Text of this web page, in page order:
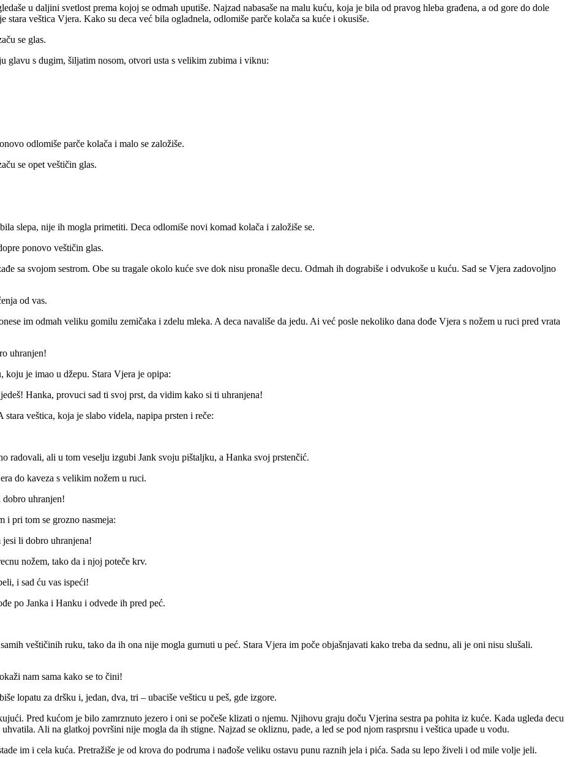
u daljini svetlost prema kojoj se odmah uputiše. Najzad nabasaše na malu kuću, koja je bila od pravog hleba građena, a od gore do dole
veštica Vjera. Kako su deca već bila ogladnela, odlomiše parče kolača sa kuće i okusiše.
se glas.
glavu s dugim, šiljatim nosom, otvori usta s velikim zubima i viknu:
odlomiše parče kolača i malo se založiše.
se opet veštičin glas.
slepa, nije ih mogla primetiti. Deca odlomiše novi komad kolača i založiše se.
ponovo veštičin glas.
sa svojom sestrom. Obe su tragale okolo kuće sve dok nisu pronašle decu. Odmah ih dograbiše i odvukoše u kuću. Sad se Vjera zadovoljno
od vas.
im odmah veliku gomilu zemičaka i zdelu mleka. A deca navališe da jedu. Ai već posle nekoliko dana dođe Vjera s nožem u ruci pred vrata
uhranjen!
je imao u džepu. Stara Vjera je opipa:
Hanka, provuci sad ti svoj prst, da vidim kako si ti uhranjena!
veštica, koja je slabo videla, napipa prsten i reče:
radovali, ali u tom veselju izgubi Jank svoju pištaljku, a Hanka svoj prstenčić.
do kaveza s velikim nožem u ruci.
uhranjen!
i pri tom se grozno nasmeja:
li dobro uhranjena!
nožem, tako da i njoj poteče krv.
i sad ću vas ispeći!
po Janka i Hanku i odvede ih pred peć.
veštičinih ruku, tako da ih ona nije mogla gurnuti u peć. Stara Vjera im poče objašnjavati kako treba da sednu, ali je oni nisu slušali.
nam sama kako se to čini!
lopatu za dršku i, jedan, dva, tri – ubaciše vešticu u peš, gde izgore.
Pred kućom je bilo zamrznuto jezero i oni se počeše klizati o njemu. Njihovu graju doču Vjerina sestra pa pohita iz kuće. Kada ugleda decu
Ali na glatkoj površini nije mogla da ih stigne. Najzad se okliznu, pade, a led se pod njom rasprsnu i veštica upade u vodu.
im i cela kuća. Pretražiše je od krova do podruma i nađoše veliku ostavu punu raznih jela i pića. Sada su lepo živeli i od mile volje jeli.